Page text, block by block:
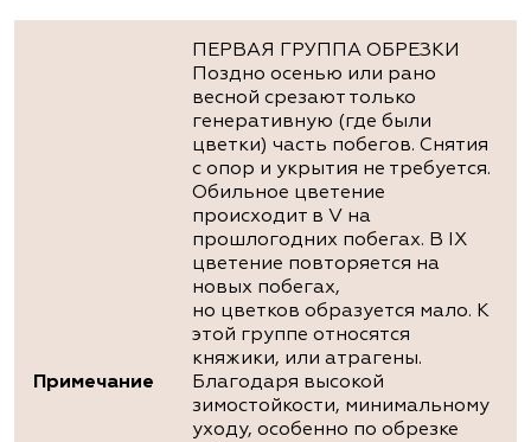
Примечание
ПЕРВАЯ ГРУППА ОБРЕЗКИ
Поздно осенью или рано
весной срезают только
генеративную (где были
цветки) часть побегов. Снятия
с опор и укрытия не требуется.
Обильное цветение
происходит в V на
прошлогодних побегах. В IX
цветение повторяется на
новых побегах,
но цветков образуется мало. К
этой группе относятся
княжики, или атрагены.
Благодаря высокой
зимостойкости, минимальному
уходу, особенно по обрезке